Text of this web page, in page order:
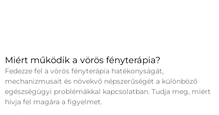
Miért működik a vörös fényterápia?
Fedezze fel a vörös fényterápia hatékonyságát,
mechanizmusait és növekvő népszerűségét a különböző
egészségügyi problémákkal kapcsolatban. Tudja meg, miért
hívja fel magára a figyelmet.